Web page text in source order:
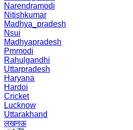
Narendramodi
Nitishkumar
Madhya_pradesh
Nsui
Madhyapradesh
Pmmodi
Rahulgandhi
Uttarpradesh
Haryana
Hardoi
Cricket
Lucknow
Uttarakhand
लखनऊ